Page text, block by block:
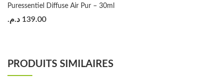
Puressentiel Diffuse Air Pur – 30ml
139.00 د.م.
PRODUITS SIMILAIRES